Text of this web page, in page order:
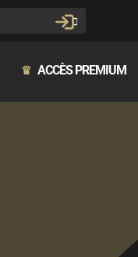
♛ ACCÈS PREMIUM